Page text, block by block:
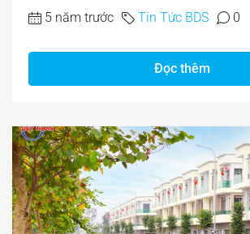
5 năm trước Tin Tức BDS 0
Đọc thêm